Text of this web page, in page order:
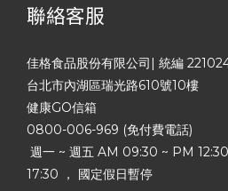
聯絡客服
佳格食品股份有限公司| 統編
台北市內湖區瑞光路610號10樓
健康GO信箱
0800-006-969 (免付費電話)
週一 ~ 週五 AM 09:30 ~ PM
17:30 ， 國定假日暫停